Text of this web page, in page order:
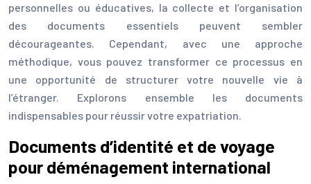
personnelles ou éducatives, la collecte et l’organisation
des documents essentiels peuvent sembler
décourageantes. Cependant, avec une approche
méthodique, vous pouvez transformer ce processus en
une opportunité de structurer votre nouvelle vie à
l’étranger. Explorons ensemble les documents
indispensables pour réussir votre expatriation.
Documents d’identité et de voyage
pour déménagement international